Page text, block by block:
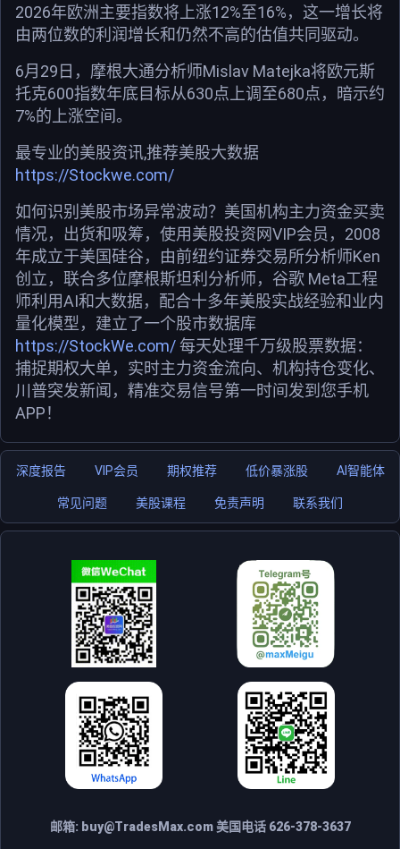
2026年欧洲主要指数将上涨12%至16%，这一增长将
由两位数的利润增长和仍然不高的估值共同驱动。
6月29日，摩根大通分析师Mislav Matejka将欧元斯
托克600指数年底目标从630点上调至680点，暗示约
7%的上涨空间。
最专业的美股资讯,推荐美股大数据
https://Stockwe.com/
如何识别美股市场异常波动？美国机构主力资金买卖
情况，出货和吸筹，使用美股投资网VIP会员，2008
年成立于美国硅谷，由前纽约证券交易所分析师Ken
创立，联合多位摩根斯坦利分析师，谷歌 Meta工程
师利用AI和大数据，配合十多年美股实战经验和业内
量化模型，建立了一个股市数据库
https://StockWe.com/每天处理千万级股票数据：
捕捉期权大单，实时主力资金流向、机构持仓变化、
川普突发新闻，精准交易信号第一时间发到您手机
APP！
深度报告 VIP会员 期权推荐 低价暴涨股 AI智能体
常见问题 美股课程 免责声明 联系我们
邮箱: buy@TradesMax.com美国电话 626-378-3637